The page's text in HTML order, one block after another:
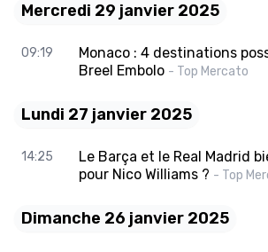
Mercredi 29 janvier 2025
09:19
Monaco : 4 destinations
Breel Embolo - Top Mercato
Lundi 27 janvier 2025
14:25
Le Barça et le Real Madrid
pour Nico Williams ? - Top
Dimanche 26 janvier 2025